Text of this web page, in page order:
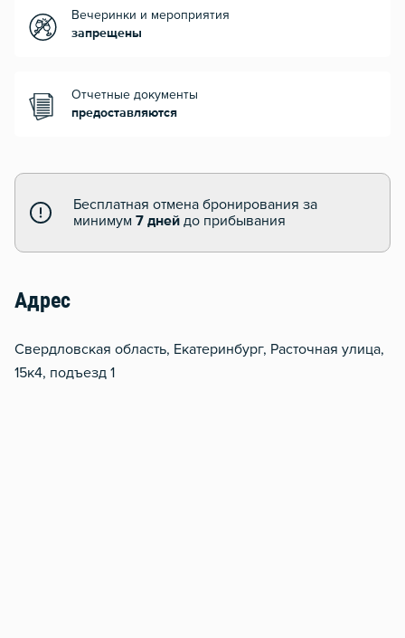
Вечеринки и мероприятия
запрещены
Отчетные документы
предоставляются
Бесплатная отмена бронирования за
минимум 7 дней до прибывания
Адрес
Свердловская область, Екатеринбург, Расточная улица,
15к4, подъезд 1